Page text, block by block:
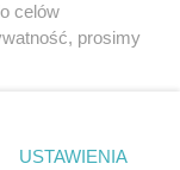
celów
prosimy
rogu strony
USTAWIENIA